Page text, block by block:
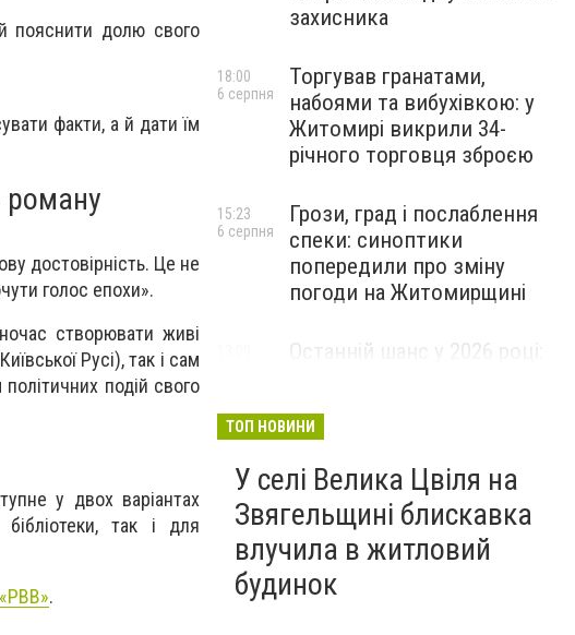
пояснити долю свого
факти, а й дати їм
роману
достовірність. Це не
голос епохи».
створювати живі
Русі), так і сам
подій свого
у двох варіантах
так і для
.
захисника
Торгував гранатами,
набоями та вибухівкою: у
Житомирі викрили 34-
річного торговця зброєю
18:00
6 серпня
Грози, град і послаблення
спеки: синоптики
попередили про зміну
погоди на Житомирщині
15:23
6 серпня
Останній шанс у 2026 році:
майбутніх водійок автобусів
ТОП НОВИНИ
У селі Велика Цвіля на
Звягельщині блискавка
влучила в житловий
будинок